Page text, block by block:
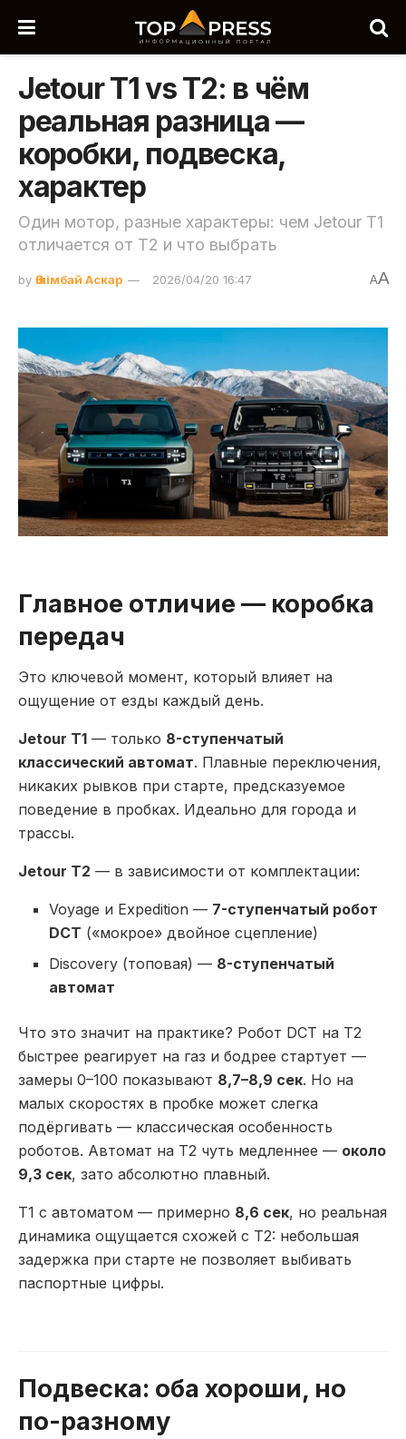
Jetour T1 vs T2: в чём
реальная разница —
коробки, подвеска,
характер
Один мотор, разные характеры: чем Jetour T1
отличается от T2 и что выбрать
by Әшімбай Аскар 2026/04/20 16:47 AA
Главное отличие — коробка
передач
Это ключевой момент, который влияет на
ощущение от езды каждый день.
Jetour T1 — только 8-ступенчатый
классический автомат. Плавные переключения,
никаких рывков при старте, предсказуемое
поведение в пробках. Идеально для города и
трассы.
Jetour T2 — в зависимости от комплектации:
Voyage и Expedition — 7-ступенчатый робот
DCT («мокрое» двойное сцепление)
Discovery (топовая) — 8-ступенчатый
автомат
Что это значит на практике? Робот DCT на T2
быстрее реагирует на газ и бодрее стартует —
замеры 0–100 показывают 8,7–8,9 сек. Но на
малых скоростях в пробке может слегка
подёргивать — классическая особенность
роботов. Автомат на T2 чуть медленнее — около
9,3 сек, зато абсолютно плавный.
T1 с автоматом — примерно 8,6 сек, но реальная
динамика ощущается схожей с T2: небольшая
задержка при старте не позволяет выбивать
паспортные цифры.
Подвеска: оба хороши, но
по-разному